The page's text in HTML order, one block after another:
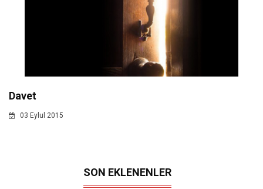
Davet
03 Eylul 2015
SON EKLENENLER